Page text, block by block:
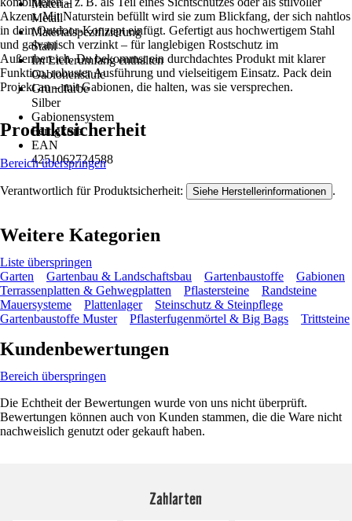
Material
Metall
Materialspezifizierung
Stahl
Im Lieferumfang enthalten
Gabionensäule
Grundfarbe
Silber
Gabionensystem
Fertigkorb
EAN
4251062724588
Akzent. Mit Naturstein befüllt wird sie zum Blickfang, der sich nahtlos
in dein Outdoor-Konzept einfügt. Gefertigt aus hochwertigem Stahl
und galvanisch verzinkt – für langlebigen Rostschutz im
Außenbereich. Du bekommst ein durchdachtes Produkt mit klarer
Funktion, robuster Ausführung und vielseitigem Einsatz. Pack dein
Projekt an – mit Gabionen, die halten, was sie versprechen.
Produktsicherheit
Bereich überspringen
Verantwortlich für Produktsicherheit: Siehe Herstellerinformationen .
Weitere Kategorien
Liste überspringen
Garten
Gartenbau & Landschaftsbau Gartenbaustoffe
Gabionen
Terrassenplatten & Gehwegplatten
Pflastersteine
Randsteine
Mauersysteme
Plattenlager
Steinschutz & Steinpflege
Gartenbaustoffe Muster
Pflasterfugenmörtel & Big Bags Trittsteine
Kundenbewertungen
Bereich überspringen
Die Echtheit der Bewertungen wurde von uns nicht überprüft.
Bewertungen können auch von Kunden stammen, die die Ware nicht
nachweislich genutzt oder gekauft haben.
Zahlarten